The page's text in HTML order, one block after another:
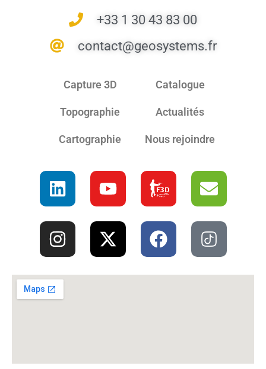
+33 1 30 43 83 00
contact@geosystems.fr
Capture 3D
Topographie
Cartographie
Catalogue
Actualités
Nous rejoindre